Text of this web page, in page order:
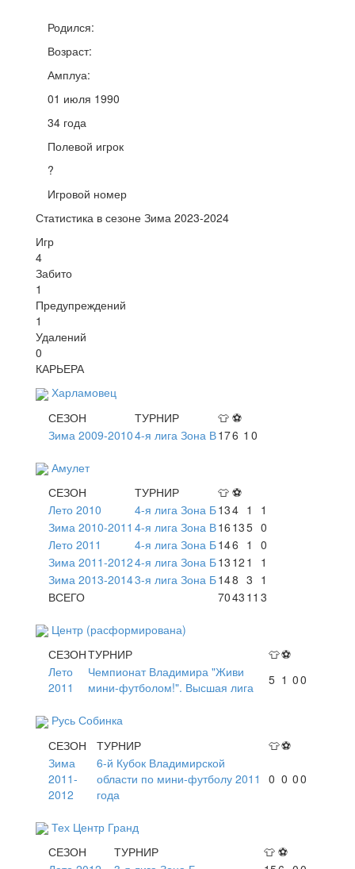
Родился:
Возраст:
Амплуа:
01 июля 1990
34 года
Полевой игрок
?
Игровой номер
Статистика в сезоне Зима 2023-2024
Игр
4
Забито
1
Предупреждений
1
Удалений
0
КАРЬЕРА
Харламовец
СЕЗОН
ТУРНИР 👕 ⚽
Зима 2009-20104-я лига Зона В176 1 0
Амулет
СЕЗОН
ТУРНИР 👕 ⚽
Лето 2010
4-я лига Зона Б134 1
1
Зима 2010-2011 4-я лига Зона В16 135 0
Лето 2011
4-я лига Зона Б146 1
0
Зима 2011-20124-я лига Зона Б13 12 1
1
Зима 2013-20143-я лига Зона Б148 3 1
ВСЕГО
7043 11 3
Центр (расформирована)
СЕЗОНТУРНИР 👕⚽
Лето
2011
Чемпионат Владимира "Живи
мини-футболом!". Высшая лига
5 1 00
Русь Собинка
СЕЗОН
ТУРНИР 👕⚽
Зима
2011-
2012
6-й Кубок Владимирской
области по мини-футболу 2011
года
0 0 00
Тех Центр Гранд
СЕЗОН
ТУРНИР 👕 ⚽